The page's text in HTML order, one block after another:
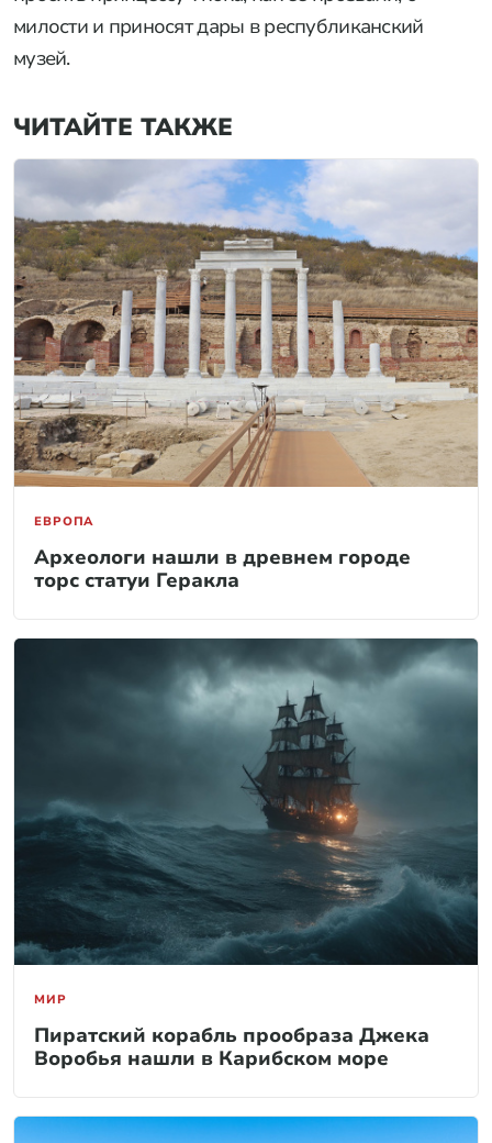
милости и приносят дары в республиканский
музей.
ЧИТАЙТЕ ТАКЖЕ
ЕВРОПА
Археологи нашли в древнем городе
торс статуи Геракла
МИР
Пиратский корабль прообраза Джека
Воробья нашли в Карибском море